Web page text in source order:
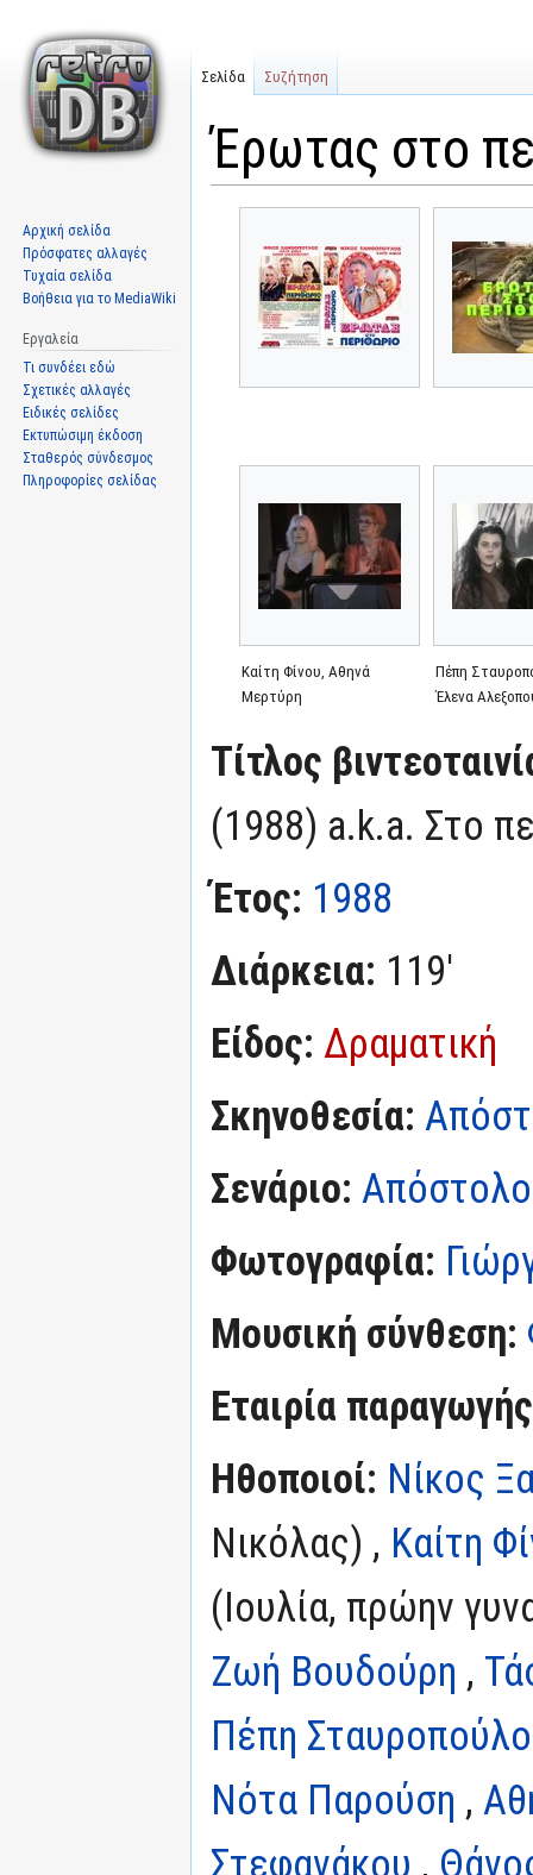
Έρωτας στο
πλοήγηση
αναζήτηση
Καίτη Φίνου, Αθηνά
Μερτύρη
Πέπη
Έλενα
Τίτλος
(1988) a.k.a. Στο
Έτος: 1988
Διάρκεια: 119'
Είδος: Δραματική
Σκηνοθεσία:
Σενάριο:
Φωτογραφία:
Μουσική σύνθεση:
Εταιρία
Ηθοποιοί: Νίκος
Νικόλας) , Καίτη
(Ιουλία, πρώην
Ζωή Βουδούρη ,
Πέπη
Νότα Παρούση ,
Στεφανάκου ,
Σελίδα Συζήτηση
Αρχική σελίδα
Πρόσφατες αλλαγές
Τυχαία σελίδα
Βοήθεια για το MediaWiki
Εργαλεία
Τι συνδέει εδώ
Σχετικές αλλαγές
Ειδικές σελίδες
Εκτυπώσιμη έκδοση
Σταθερός σύνδεσμος
Πληροφορίες σελίδας